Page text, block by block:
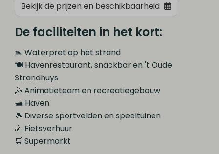
Bekijk de prijzen en beschikbaarheid
De faciliteiten in het kort:
🏊 Waterpret op het strand
🍽 Havenrestaurant, snackbar en 't Oude
Strandhuys
🤹 Animatieteam en recreatiegebouw
🛥 Haven
🎾 Diverse sportvelden en speeltuinen
🚴 Fietsverhuur
🛒 Supermarkt